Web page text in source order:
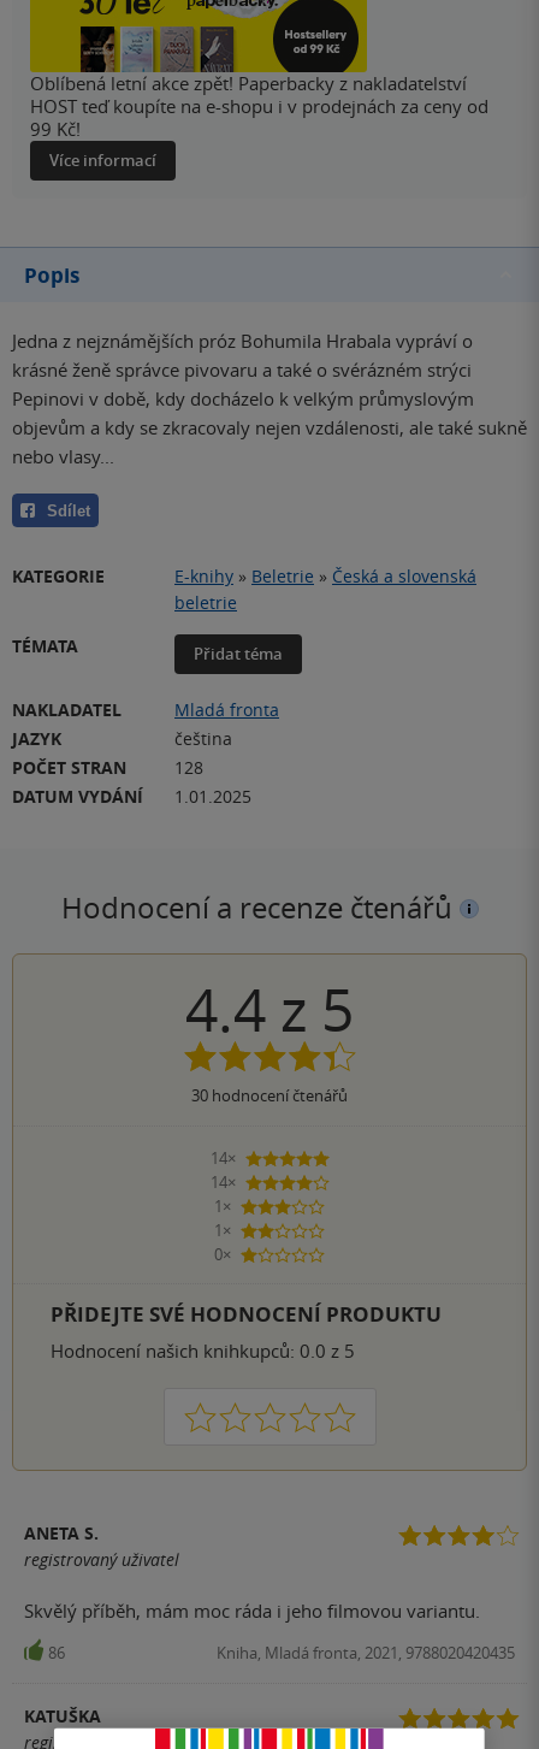
Oblíbená letní akce zpět! Paperbacky z nakladatelství
HOST teď koupíte na e-shopu i v prodejnách za ceny od
99 Kč!
Více informací
Popis
Jedna z nejznámějších próz Bohumila Hrabala vypráví o
krásné ženě správce pivovaru a také o svérázném strýci
Pepinovi v době, kdy docházelo k velkým průmyslovým
objevům a kdy se zkracovaly nejen vzdálenosti, ale také sukně
nebo vlasy...
Sdílet
KATEGORIE E-knihy » Beletrie » Česká a slovenská
beletrie
TÉMATA
Přidat téma
NAKLADATEL
Mladá fronta
JAZYK
čeština
POČET STRAN
128
DATUM VYDÁNÍ
1.01.2025
Hodnocení a recenze čtenářů
4.4 z 5
30 hodnocení čtenářů
14×
5 hvězdiček
14×
4 hvězdičky
1×
3 hvězdičky
1×
2 hvězdičky
0×
1 hvezdička
PŘIDEJTE SVÉ HODNOCENÍ PRODUKTU
Hodnocení našich knihkupců: 0.0 z 5
1 2 3 4 5
ANETA S.
registrovaný uživatel
Skvělý příběh, mám moc ráda i jeho filmovou variantu.
86 Kniha, Mladá fronta, 2021, 9788020420435
KATUŠKA
registrovaný uživatel